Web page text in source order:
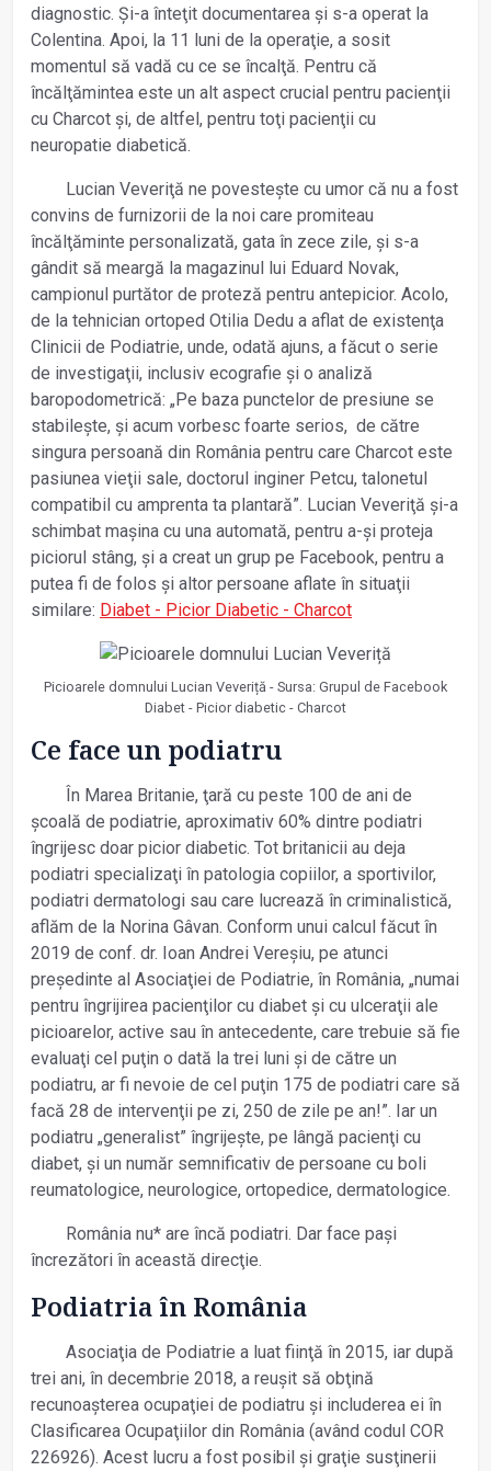
diagnostic. Și-a înteţit documentarea și s-a operat la
Colentina. Apoi, la 11 luni de la operaţie, a sosit
momentul să vadă cu ce se încalţă. Pentru că
încălţămintea este un alt aspect crucial pentru pacienţii
cu Charcot și, de altfel, pentru toţi pacienţii cu
neuropatie diabetică.
Lucian Veveriţă ne povestește cu umor că nu a fost
convins de furnizorii de la noi care promiteau
încălţăminte personalizată, gata în zece zile, și s-a
gândit să meargă la magazinul lui Eduard Novak,
campionul purtător de proteză pentru antepicior. Acolo,
de la tehnician ortoped Otilia Dedu a aflat de existenţa
Clinicii de Podiatrie, unde, odată ajuns, a făcut o serie
de investigaţii, inclusiv ecografie și o analiză
baropodometrică: „Pe baza punctelor de presiune se
stabilește, și acum vorbesc foarte serios, de către
singura persoană din România pentru care Charcot este
pasiunea vieţii sale, doctorul inginer Petcu, talonetul
compatibil cu amprenta ta plantară”. Lucian Veveriţă și-a
schimbat mașina cu una automată, pentru a-și proteja
piciorul stâng, și a creat un grup pe Facebook, pentru a
putea fi de folos și altor persoane aflate în situaţii
similare: Diabet - Picior Diabetic - Charcot
Picioarele domnului Lucian Veveriță - Sursa: Grupul de Facebook
Diabet - Picior diabetic - Charcot
Ce face un podiatru
În Marea Britanie, ţară cu peste 100 de ani de
școală de podiatrie, aproximativ 60% dintre podiatri
îngrijesc doar picior diabetic. Tot britanicii au deja
podiatri specializaţi în patologia copiilor, a sportivilor,
podiatri dermatologi sau care lucrează în criminalistică,
aflăm de la Norina Gâvan. Conform unui calcul făcut în
2019 de conf. dr. Ioan Andrei Vereșiu, pe atunci
președinte al Asociaţiei de Podiatrie, în România, „numai
pentru îngrijirea pacienţilor cu diabet și cu ulceraţii ale
picioarelor, active sau în antecedente, care trebuie să fie
evaluaţi cel puţin o dată la trei luni și de către un
podiatru, ar fi nevoie de cel puţin 175 de podiatri care să
facă 28 de intervenţii pe zi, 250 de zile pe an!”. Iar un
podiatru „generalist” îngrijește, pe lângă pacienţi cu
diabet, și un număr semnificativ de persoane cu boli
reumatologice, neurologice, ortopedice, dermatologice.
România nu* are încă podiatri. Dar face pași
încrezători în această direcţie.
Podiatria în România
Asociaţia de Podiatrie a luat fiinţă în 2015, iar după
trei ani, în decembrie 2018, a reușit să obţină
recunoașterea ocupaţiei de podiatru și includerea ei în
Clasificarea Ocupaţiilor din România (având codul COR
226926). Acest lucru a fost posibil și graţie susţinerii